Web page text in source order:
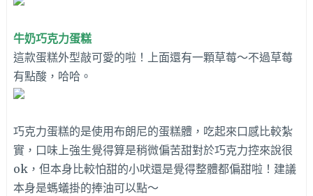
牛奶巧克力蛋糕
這款蛋糕外型敲可愛的啦！上面還有一顆草莓～不過草莓
有點酸，哈哈。
巧克力蛋糕的是使用布朗尼的蛋糕體，吃起來口感比較紮
實，口味上強生覺得算是稍微偏苦甜對於巧克力控來說很
ok，但本身比較怕甜的小吠還是覺得整體都偏甜啦！建議
本身是螞蟻掛的捧油可以點～